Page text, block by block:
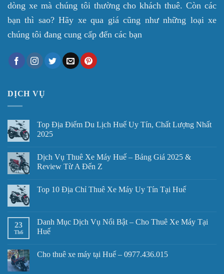
dòng xe mà chúng tôi thường cho khách thuê. Còn các
bạn thì sao? Hãy xe qua giá cũng như những loại xe
chúng tôi đang cung cấp đến các bạn
DỊCH VỤ
Top Địa Điểm Du Lịch Huế Uy Tín, Chất Lượng Nhất
2025
Dịch Vụ Thuê Xe Máy Huế – Bảng Giá 2025 &
Review Từ A Đến Z
Top 10 Địa Chỉ Thuê Xe Máy Uy Tín Tại Huế
23
Th6
Danh Mục Dịch Vụ Nổi Bật – Cho Thuê Xe Máy Tại
Huế
Cho thuê xe máy tại Huế – 0977.436.015